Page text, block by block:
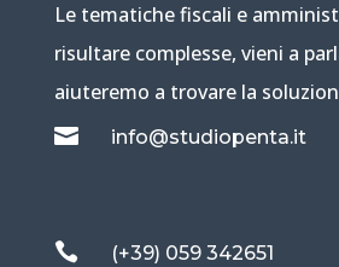
Le tematiche fiscali e
risultare complesse, vieni a
aiuteremo a trovare la
 info@studiopenta.it
 (+39) 059 342651